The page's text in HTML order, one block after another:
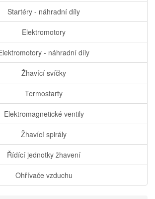
Startéry - náhradní díly
Elektromotory
- náhradní díly
Žhavící svíčky
Termostarty
Elektromagnetické ventily
Žhavící spirály
Řídící jednotky žhavení
Ohřívače vzduchu